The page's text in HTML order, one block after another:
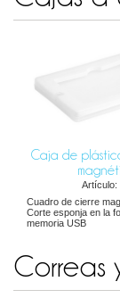
Caja de
Artículo:
Cuadro de cierre
Corte esponja en la
memoria USB
Correas